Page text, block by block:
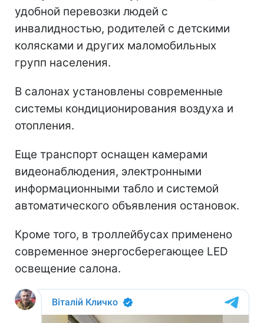
удобной перевозки людей с
инвалидностью, родителей с детскими
колясками и других маломобильных
групп населения.
В салонах установлены современные
системы кондиционирования воздуха и
отопления.
Еще транспорт оснащен камерами
видеонаблюдения, электронными
информационными табло и системой
автоматического объявления остановок.
Кроме того, в троллейбусах применено
современное энергосберегающее LED
освещение салона.